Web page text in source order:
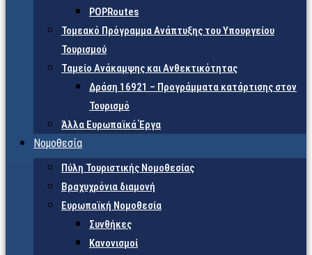
POPRoutes
Τομεακό Πρόγραμμα Ανάπτυξης του Υπουργείου
Τουρισμού
Ταμείο Ανάκαμψης και Ανθεκτικότητας
Δράση 16921 – Προγράμματα κατάρτισης στον
Τουρισμό
Άλλα Ευρωπαϊκά Έργα
Νομοθεσία
Πύλη Τουριστικής Νομοθεσίας
Βραχυχρόνια διαμονή
Ευρωπαϊκή Νομοθεσία
Συνθήκες
Κανονισμοί